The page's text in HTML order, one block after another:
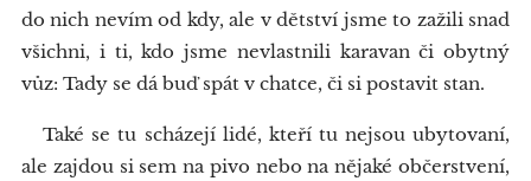
do nich nevím od kdy, ale v dětství jsme to zažili snad
všichni, i ti, kdo jsme nevlastnili karavan či obytný
vůz: Tady se dá buď spát v chatce, či si postavit stan.
Také se tu scházejí lidé, kteří tu nejsou ubytovaní,
ale zajdou si sem na pivo nebo na nějaké občerstvení,